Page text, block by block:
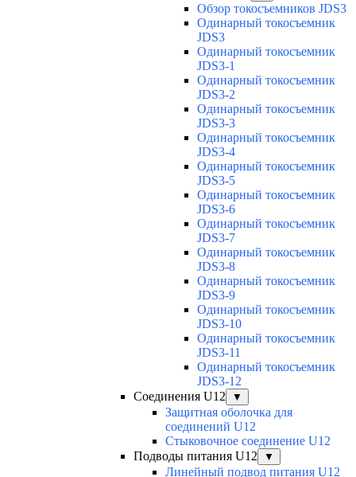
Обзор токосъемников JDS3
Одинарный токосъемник
JDS3
Одинарный токосъемник
JDS3-1
Одинарный токосъемник
JDS3-2
Одинарный токосъемник
JDS3-3
Одинарный токосъемник
JDS3-4
Одинарный токосъемник
JDS3-5
Одинарный токосъемник
JDS3-6
Одинарный токосъемник
JDS3-7
Одинарный токосъемник
JDS3-8
Одинарный токосъемник
JDS3-9
Одинарный токосъемник
JDS3-10
Одинарный токосъемник
JDS3-11
Одинарный токосъемник
JDS3-12
Соединения U12
▼
Защитная оболочка для
соединений U12
Стыковочное соединение U12
Подводы питания U12
▼
Линейный подвод питания U12